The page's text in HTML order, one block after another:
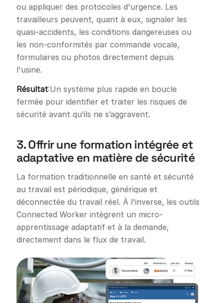
ou appliquer des protocoles d'urgence. Les
travailleurs peuvent, quant à eux, signaler les
quasi-accidents, les conditions dangereuses ou
les non-conformités par commande vocale,
formulaires ou photos directement depuis
l'usine.
Résultat:Un système plus rapide en boucle
fermée pour identifier et traiter les risques de
sécurité avant qu’ils ne s’aggravent.
3. Offrir une formation intégrée et
adaptative en matière de sécurité
La formation traditionnelle en santé et sécurité
au travail est périodique, générique et
déconnectée du travail réel. À l'inverse, les outils
Connected Worker intègrent un micro-
apprentissage adaptatif et à la demande,
directement dans le flux de travail.